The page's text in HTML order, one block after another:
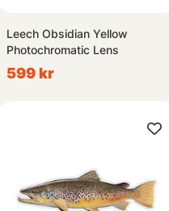
Leech Obsidian Yellow
Photochromatic Lens
599 kr